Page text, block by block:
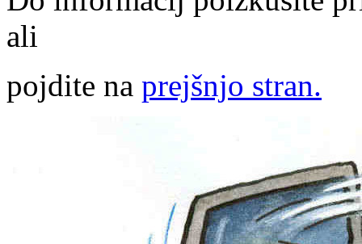
ali
pojdite na prejšnjo stran.